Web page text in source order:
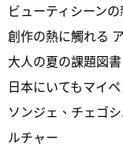
ビューティシーン
創作の熱に觸れる
大人の夏の課題図
日本にいてもマイ
ソンジェ、チェゴ
ルチャー